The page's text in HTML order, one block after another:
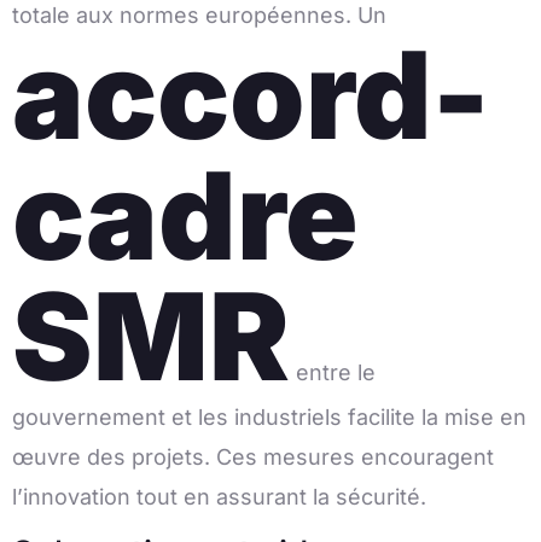
totale aux normes européennes. Un
accord-
cadre
SMR entre le
gouvernement et les industriels facilite la mise en
œuvre des projets. Ces mesures encouragent
l’innovation tout en assurant la sécurité.